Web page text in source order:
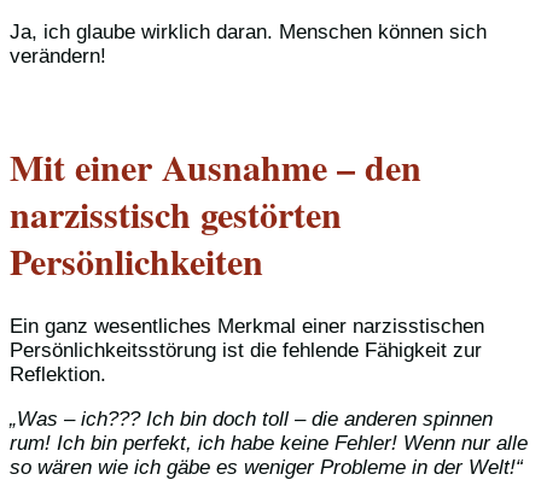
Ja, ich glaube wirklich daran. Menschen können sich
verändern!
Mit einer Ausnahme – den
narzisstisch gestörten
Persönlichkeiten
Ein ganz wesentliches Merkmal einer narzisstischen
Persönlichkeitsstörung ist die fehlende Fähigkeit zur
Reflektion.
„Was – ich??? Ich bin doch toll – die anderen spinnen
rum! Ich bin perfekt, ich habe keine Fehler! Wenn nur alle
so wären wie ich gäbe es weniger Probleme in der Welt!“